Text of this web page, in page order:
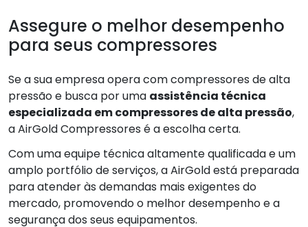
Assegure o melhor desempenho
para seus compressores
Se a sua empresa opera com compressores de alta
pressão e busca por uma assistência técnica
especializada em compressores de alta pressão,
a AirGold Compressores é a escolha certa.
Com uma equipe técnica altamente qualificada e um
amplo portfólio de serviços, a AirGold está preparada
para atender às demandas mais exigentes do
mercado, promovendo o melhor desempenho e a
segurança dos seus equipamentos.